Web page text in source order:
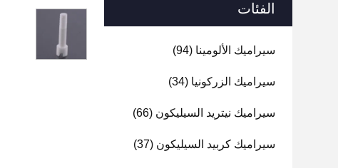
الفئات
سيراميك الألومينا (94)
سيراميك الزركونيا (34)
سيراميك نيتريد السيليكون (66)
سيراميك كربيد السيليكون (37)